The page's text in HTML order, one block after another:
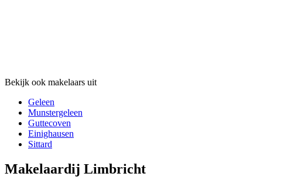
Bekijk ook makelaars uit
Geleen
Munstergeleen
Guttecoven
Einighausen
Sittard
Makelaardij Limbricht